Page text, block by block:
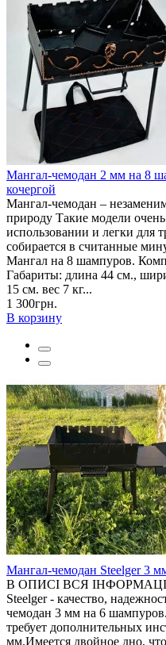
Мангал-чемодан 2 мм на 8
кочергой
Мангал-чемодан –
природу Такие модели
использовании и легки для
собирается в считанные
Мангал на 8 шампуров.
Габариты: длина 44 см.,
15 см. вес 7 кг...
1 300грн.
В корзину
Мангал-чемодан Steelger 3
В ОПИСІ ВСЯ
Steelger - качество,
чемодан 3 мм на 6
требует дополнительных
мм.Имеется двойное дно,